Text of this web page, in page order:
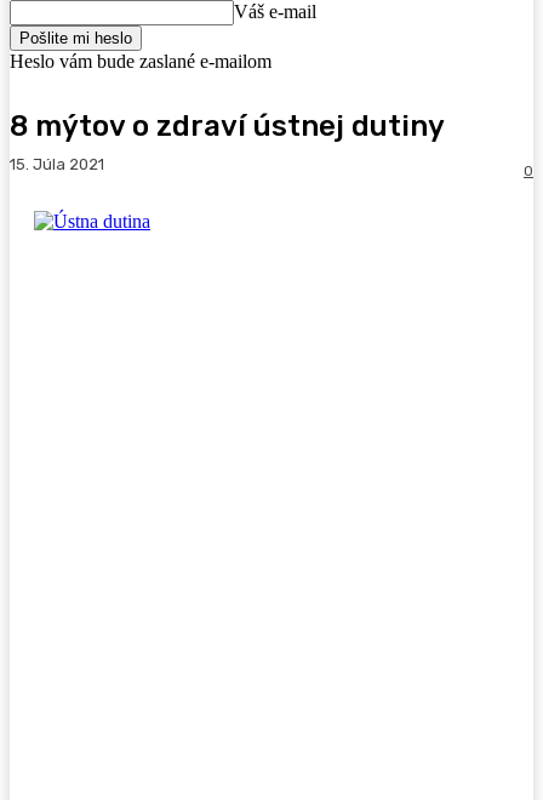
Váš e-mail
Heslo vám bude zaslané e-mailom
8 mýtov o zdraví ústnej dutiny
15. Júla 2021 0